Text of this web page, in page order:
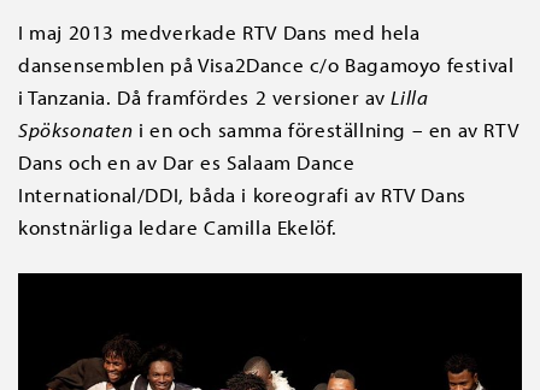
I maj 2013 medverkade RTV Dans med hela
dansensemblen på Visa2Dance c/o Bagamoyo festival
i Tanzania. Då framfördes 2 versioner av Lilla
Spöksonaten i en och samma föreställning – en av RTV
Dans och en av Dar es Salaam Dance
International/DDI, båda i koreografi av RTV Dans
konstnärliga ledare Camilla Ekelöf.